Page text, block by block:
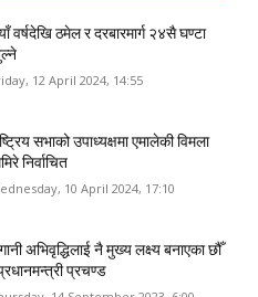
वर्षदेखि ठमेल र दरबारमार्ग २४सै घण्टा
12 April 2024, 14:55
सभाको उपाध्यक्षमा एमालेकी विमला
निर्वाचित
10 April 2024, 17:10
अभिवृद्धिलाई नै मुख्य लक्ष्य बनाएका छौँ
प्रचण्ड